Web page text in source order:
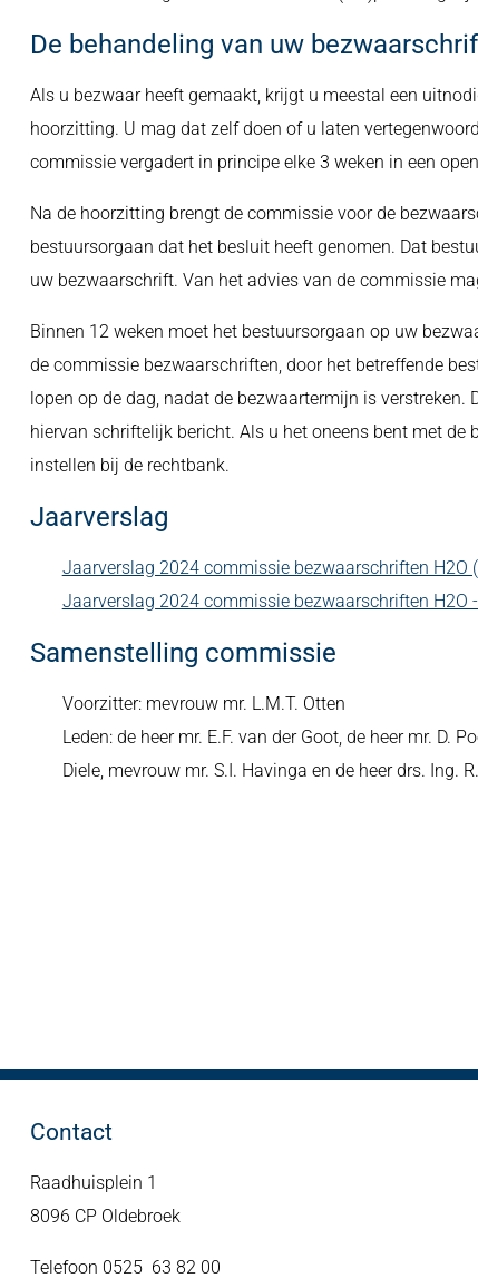
De behandeling van uw
Als u bezwaar heeft gemaakt, krijgt u meestal een
hoorzitting. U mag dat zelf doen of u laten
commissie vergadert in principe elke 3 weken in een
Na de hoorzitting brengt de commissie voor de
bestuursorgaan dat het besluit heeft genomen. Dat
uw bezwaarschrift. Van het advies van de commissie
Binnen 12 weken moet het bestuursorgaan op uw
de commissie bezwaarschriften, door het betreffende
lopen op de dag, nadat de bezwaartermijn is
hiervan schriftelijk bericht. Als u het oneens bent met
instellen bij de rechtbank.
Jaarverslag
Jaarverslag 2024 commissie bezwaarschriften H2O
Jaarverslag 2024 commissie bezwaarschriften H2O
Samenstelling commissie
Voorzitter: mevrouw mr. L.M.T. Otten
Leden: de heer mr. E.F. van der Goot, de heer mr. D.
Diele, mevrouw mr. S.I. Havinga en de heer drs. Ing.
Contact
Raadhuisplein 1
8096 CP Oldebroek
Telefoon 0525 63 82 00